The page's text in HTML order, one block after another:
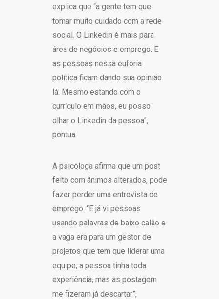
explica que “a gente tem que
tomar muito cuidado com a rede
social. O Linkedin é mais para
área de negócios e emprego. E
as pessoas nessa euforia
política ficam dando sua opinião
lá. Mesmo estando com o
currículo em mãos, eu posso
olhar o Linkedin da pessoa”,
pontua.
A psicóloga afirma que um post
feito com ânimos alterados, pode
fazer perder uma entrevista de
emprego. “E já vi pessoas
usando palavras de baixo calão e
a vaga era para um gestor de
projetos que tem que liderar uma
equipe, a pessoa tinha toda
experiência, mas as postagem
me fizeram já descartar”,